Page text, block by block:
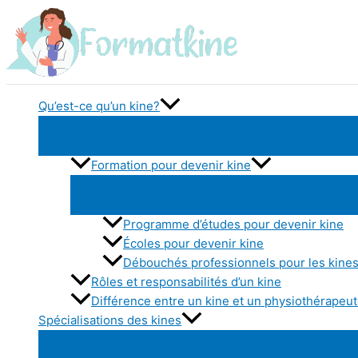
au
contenu
Qu’est-ce qu’un kine?
Formation pour devenir kine
Programme d’études pour devenir kine
Écoles pour devenir kine
Débouchés professionnels pour les kines
Rôles et responsabilités d’un kine
Différence entre un kine et un
Spécialisations des kines